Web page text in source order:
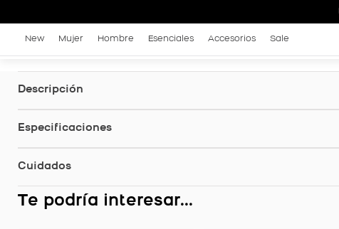
New Mujer Hombre Esenciales Accesorios Sale
Descripción
Especificaciones
Cuidados
Te podría interesar...